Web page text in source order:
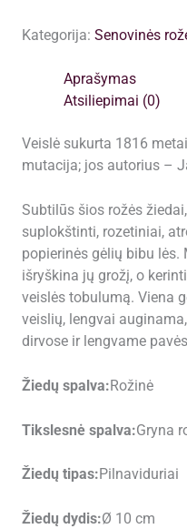
Kategorija: Senovinės
Aprašymas
Atsiliepimai (0)
Veislė sukurta 1816
mutacija; jos autorius –
Subtilūs šios rožės
suplokštinti, rozetiniai,
popierinės gėlių bibu
išryškina jų grožį, o
veislės tobulumą. Viena
veislių, lengvai
dirvose ir lengvame
Žiedų spalva: Rožinė
Tikslesnė spalva:Gryna
Žiedų tipas: Pilnaviduriai
Žiedų dydis:Ø 10 cm